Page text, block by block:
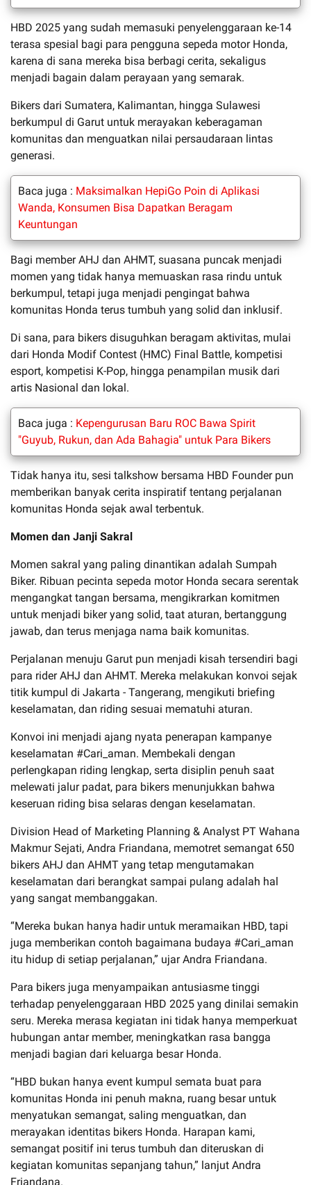
HBD 2025 yang sudah memasuki penyelenggaraan ke-14
terasa spesial bagi para pengguna sepeda motor Honda,
karena di sana mereka bisa berbagi cerita, sekaligus
menjadi bagain dalam perayaan yang semarak.
Bikers dari Sumatera, Kalimantan, hingga Sulawesi
berkumpul di Garut untuk merayakan keberagaman
komunitas dan menguatkan nilai persaudaraan lintas
generasi.
Baca juga : Maksimalkan HepiGo Poin di Aplikasi
Wanda, Konsumen Bisa Dapatkan Beragam
Keuntungan
Bagi member AHJ dan AHMT, suasana puncak menjadi
momen yang tidak hanya memuaskan rasa rindu untuk
berkumpul, tetapi juga menjadi pengingat bahwa
komunitas Honda terus tumbuh yang solid dan inklusif.
Di sana, para bikers disuguhkan beragam aktivitas, mulai
dari Honda Modif Contest (HMC) Final Battle, kompetisi
esport, kompetisi K-Pop, hingga penampilan musik dari
artis Nasional dan lokal.
Baca juga : Kepengurusan Baru ROC Bawa Spirit
"Guyub, Rukun, dan Ada Bahagia" untuk Para Bikers
Tidak hanya itu, sesi talkshow bersama HBD Founder pun
memberikan banyak cerita inspiratif tentang perjalanan
komunitas Honda sejak awal terbentuk.
Momen dan Janji Sakral
Momen sakral yang paling dinantikan adalah Sumpah
Biker. Ribuan pecinta sepeda motor Honda secara serentak
mengangkat tangan bersama, mengikrarkan komitmen
untuk menjadi biker yang solid, taat aturan, bertanggung
jawab, dan terus menjaga nama baik komunitas.
Perjalanan menuju Garut pun menjadi kisah tersendiri bagi
para rider AHJ dan AHMT. Mereka melakukan konvoi sejak
titik kumpul di Jakarta - Tangerang, mengikuti briefing
keselamatan, dan riding sesuai mematuhi aturan.
Konvoi ini menjadi ajang nyata penerapan kampanye
keselamatan #Cari_aman. Membekali dengan
perlengkapan riding lengkap, serta disiplin penuh saat
melewati jalur padat, para bikers menunjukkan bahwa
keseruan riding bisa selaras dengan keselamatan.
Division Head of Marketing Planning & Analyst PT Wahana
Makmur Sejati, Andra Friandana, memotret semangat 650
bikers AHJ dan AHMT yang tetap mengutamakan
keselamatan dari berangkat sampai pulang adalah hal
yang sangat membanggakan.
“Mereka bukan hanya hadir untuk meramaikan HBD, tapi
juga memberikan contoh bagaimana budaya #Cari_aman
itu hidup di setiap perjalanan,” ujar Andra Friandana.
Para bikers juga menyampaikan antusiasme tinggi
terhadap penyelenggaraan HBD 2025 yang dinilai semakin
seru. Mereka merasa kegiatan ini tidak hanya memperkuat
hubungan antar member, meningkatkan rasa bangga
menjadi bagian dari keluarga besar Honda.
“HBD bukan hanya event kumpul semata buat para
komunitas Honda ini penuh makna, ruang besar untuk
menyatukan semangat, saling menguatkan, dan
merayakan identitas bikers Honda. Harapan kami,
semangat positif ini terus tumbuh dan diteruskan di
kegiatan komunitas sepanjang tahun,” lanjut Andra
Friandana.